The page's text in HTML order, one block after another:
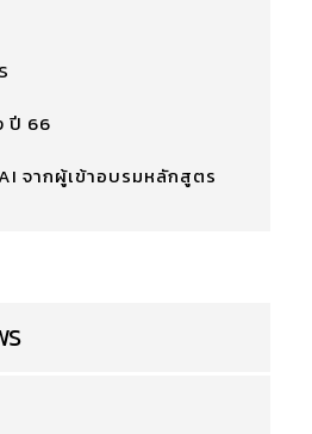
ปี 66
จากผู้เข้าอบรมหลักสูตร